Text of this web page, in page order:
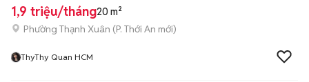
1,9 triệu/tháng20 m²
Phường Thạnh Xuân (P. Thới An mới)
ThyThy Quan HCM